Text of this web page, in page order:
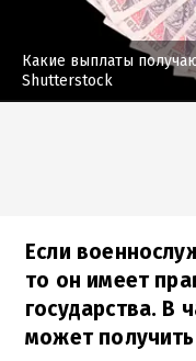
Какие выплаты
Shutterstock
Если
то он имеет
государства. В
может